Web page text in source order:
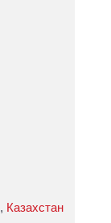
, Казахстан